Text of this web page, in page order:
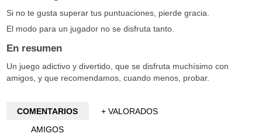
Si no te gusta superar tus puntuaciones, pierde gracia.
El modo para un jugador no se disfruta tanto.
En resumen
Un juego adictivo y divertido, que se disfruta muchísimo con
amigos, y que recomendamos, cuando menos, probar.
COMENTARIOS
+ VALORADOS
AMIGOS